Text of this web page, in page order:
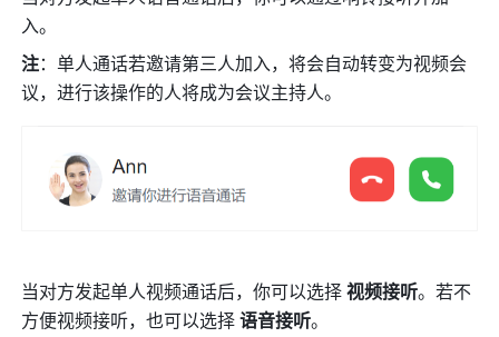
入。
注：单人通话若邀请第三人加入，将会自动转变为视频会
议，进行该操作的人将成为会议主持人。
当对方发起单人视频通话后，你可以选择 视频接听。若不
方便视频接听，也可以选择 语音接听。